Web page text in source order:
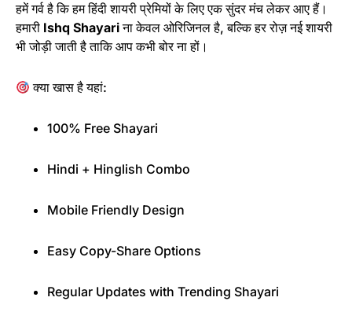
हमें गर्व है कि हम हिंदी शायरी प्रेमियों के लिए एक सुंदर मंच लेकर आए हैं।
हमारी Ishq Shayariना केवल ओरिजिनल है, बल्कि हर रोज़ नई शायरी
भी जोड़ी जाती है ताकि आप कभी बोर ना हों।
क्या खास है यहां:
100% Free Shayari
Hindi + Hinglish Combo
Mobile Friendly Design
Easy Copy-Share Options
Regular Updates with Trending Shayari